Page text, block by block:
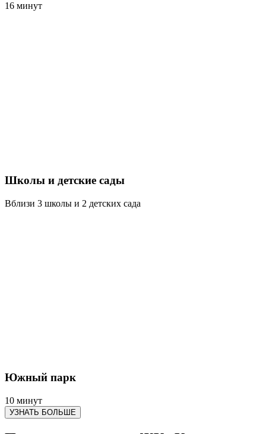
16 минут
Школы и детские сады
Вблизи 3 школы и 2 детских сада
Южный парк
10 минут
УЗНАТЬ БОЛЬШЕ